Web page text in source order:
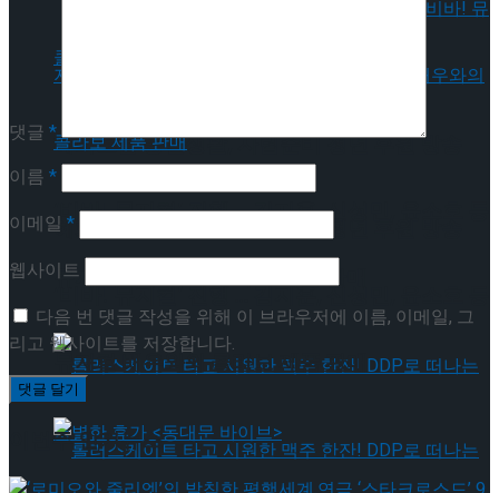
혜화로운 공연생활, 자립준비 청년 후원 방송
‘비바! 뮤지컬’ 진행 … 김지훈, 신성민, 윤소호 등
뮤지컬 배우와의 콜라보 제품 판매
혜화로운 공연생활, 자립준비 청년 후원 방송
‘비바! 뮤지컬’ 진행 … 김지훈, 신성민, 윤소호 등
뮤지컬 배우와의 콜라보 제품 판매
댓글 *
이름 *
이메일 *
웹사이트
다음 번 댓글 작성을 위해 이 브라우저에 이름, 이메일, 그
리고 웹사이트를 저장합니다.
이번주 인기뉴스